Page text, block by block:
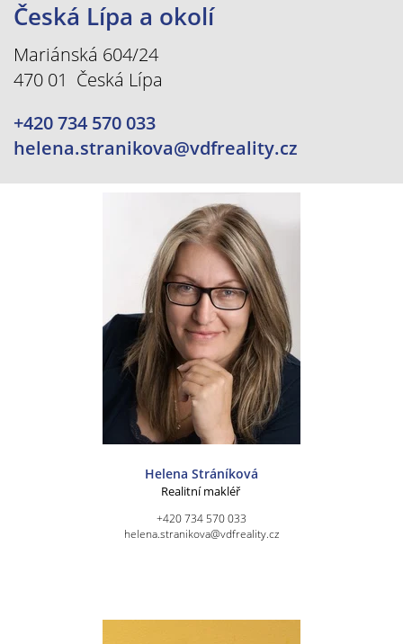
Česká Lípa a okolí
Mariánská 604/24
470 01 Česká Lípa
+420 734 570 033
helena.stranikova@vdfreality.cz
Helena Stráníková
Realitní makléř
+420 734 570 033
helena.stranikova@vdfreality.cz